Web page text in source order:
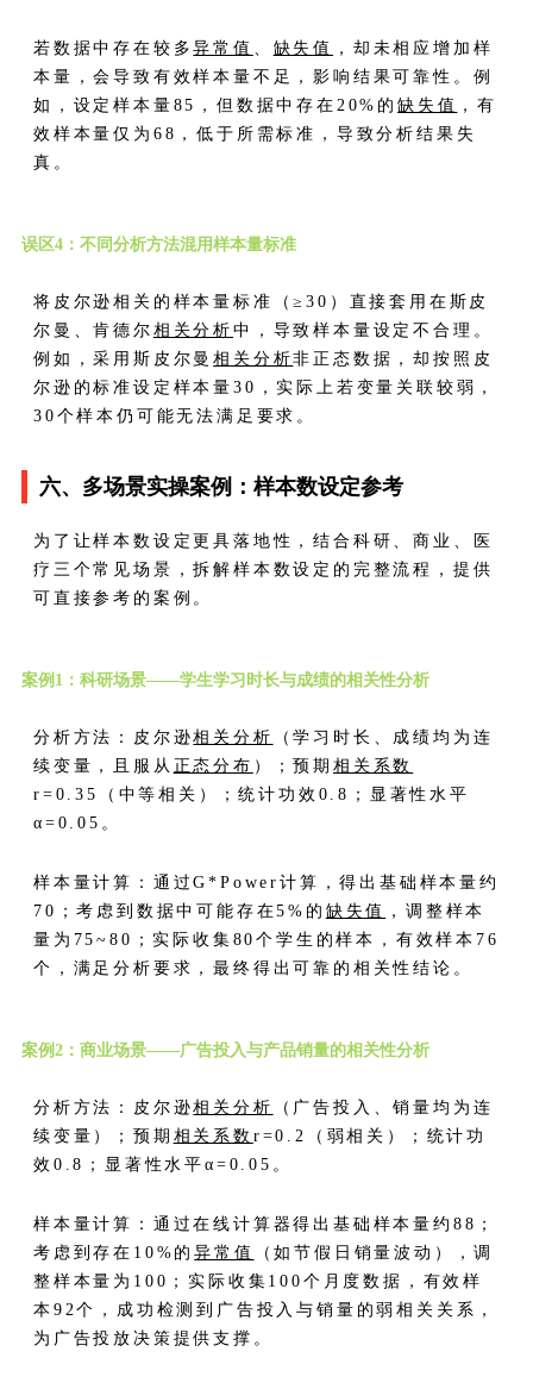
若数据中存在较多异常值 、 缺失值
，却未相应增加样
本量，会导致有效样本量不足，影响结果可靠性。例
如，设定样本量85，但数据中存在20%的 缺失值 ，有
效样本量仅为68，低于所需标准，导致分析结果失
真。
误区4：不同分析方法混用样本量标准
将皮尔逊相关的样本量标准（≥30）直接套用在斯皮
尔曼、肯德尔 相关分析中，导致样本量设定不合理。
例如，采用斯皮尔曼相关分析非正态数据，却按照皮
尔逊的标准设定样本量30，实际上若变量关联较弱，
30个样本仍可能无法满足要求。
六、多场景实操案例：样本数设定参考
为了让样本数设定更具落地性，结合科研、商业、医
疗三个常见场景，拆解样本数设定的完整流程，提供
可直接参考的案例。
案例1：科研场景——学生学习时长与成绩的相关性分析
分析方法：皮尔逊相关分析
（学习时长、成绩均为连
续变量，且服从 正态分布 ）；预期相关系数
r=0.35（中等相关）；统计功效0.8；显著性水平
α=0.05。
样本量计算：通过G*Power计算，得出基础样本量约
70；考虑到数据中可能存在5%的 缺失值
，调整样本
量为75~80；实际收集80个学生的样本，有效样本76
个，满足分析要求，最终得出可靠的相关性结论。
案例2：商业场景——广告投入与产品销量的相关性分析
分析方法：皮尔逊相关分析
（广告投入、销量均为连
续变量）；预期 相关系数 r=0.2（弱相关）；统计功
效0.8；显著性水平α=0.05。
样本量计算：通过在线计算器得出基础样本量约88；
考虑到存在10%的异常值
（如节假日销量波动），调
整样本量为100；实际收集100个月度数据，有效样
本92个，成功检测到广告投入与销量的弱相关关系，
为广告投放决策提供支撑。